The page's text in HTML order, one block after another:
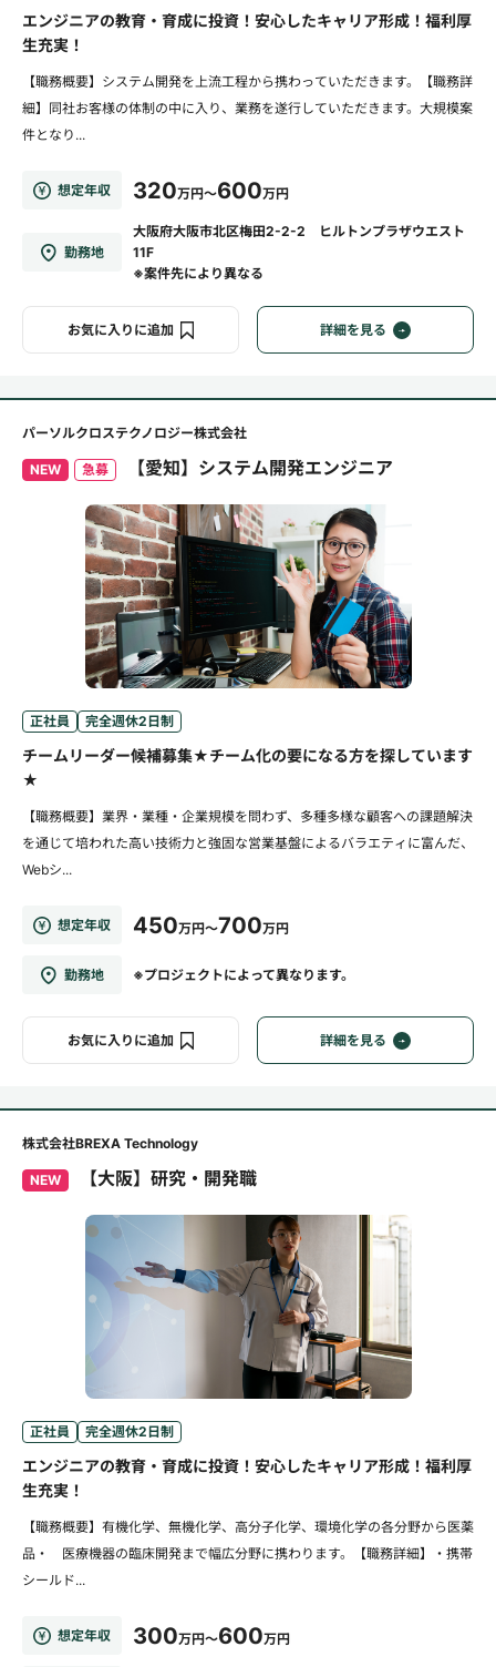
エンジニアの教育・育成に投資！安心したキャリア形成！福利厚
生充実！
【職務概要】システム開発を上流工程から携わっていただきます。【職務詳
細】同社お客様の体制の中に入り、業務を遂行していただきます。大規模案
件となり...
想定年収 320万円～600万円
勤務地
大阪府大阪市北区梅田2-2-2 ヒルトンプラザウエスト
11F
※案件先により異なる
お気に入りに追加 詳細を見る
パーソルクロステクノロジー株式会社
NEW 急募 【愛知】システム開発エンジニア
正社員 完全週休2日制
チームリーダー候補募集★チーム化の要になる方を探しています
★
【職務概要】業界・業種・企業規模を問わず、多種多様な顧客への課題解決
を通じて培われた高い技術力と強固な営業基盤によるバラエティに富んだ、
Webシ...
想定年収 450万円～700万円
勤務地 ※プロジェクトによって異なります。
お気に入りに追加 詳細を見る
株式会社BREXA Technology
NEW 【大阪】研究・開発職
正社員 完全週休2日制
エンジニアの教育・育成に投資！安心したキャリア形成！福利厚
生充実！
【職務概要】有機化学、無機化学、高分子化学、環境化学の各分野から医薬
品・ 医療機器の臨床開発まで幅広分野に携わります。【職務詳細】・携帯
シールド...
想定年収 300万円～600万円